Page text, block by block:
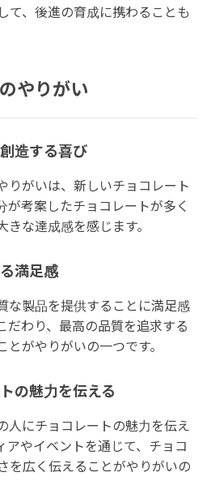
て、後進の育成に携わることも
やりがい
造する喜び
りがいは、新しいチョコレート
が考案したチョコレートが多く
きな達成感を感じます。
満足感
な製品を提供することに満足感
だわり、最高の品質を追求する
とがやりがいの一つです。
の魅力を伝える
人にチョコレートの魅力を伝え
アやイベントを通じて、チョコ
を広く伝えることがやりがいの